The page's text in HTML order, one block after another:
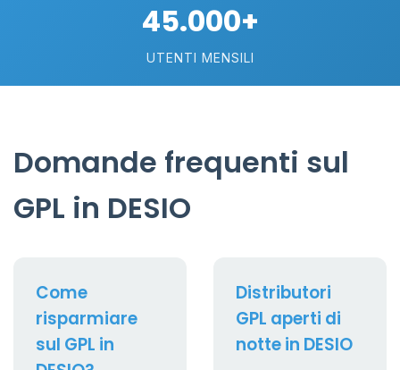
45.000+
UTENTI MENSILI
Domande frequenti sul
GPL in DESIO
Come
risparmiare
sul GPL in
Distributori
GPL aperti di
notte in DESIO